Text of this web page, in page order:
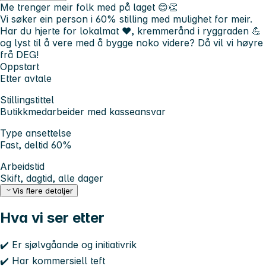
Me trenger meir folk med på laget 😊👏
Vi søker ein person i 60% stilling med mulighet for meir.
Har du hjerte for lokalmat ❤️, kremmerånd i ryggraden 💪
og lyst til å vere med å bygge noko videre? Då vil vi høyre
frå DEG!
Oppstart
Etter avtale
Stillingstittel
Butikkmedarbeider med kasseansvar
Type ansettelse
Fast, deltid 60%
Arbeidstid
Skift, dagtid, alle dager
Vis flere detaljer
Hva vi ser etter
✔️ Er sjølvgåande og initiativrik
✔️ Har kommersiell teft